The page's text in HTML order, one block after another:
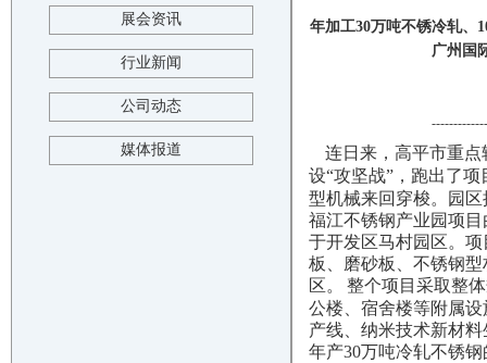
展会资讯
行业新闻
公司动态
媒体报道
年加工30万吨不锈冷轧
广州国
连日来，高平市重
设“攻坚战”，跑出了项
型机械来回穿梭。园
福江不锈钢产业园项
于开发区马村园区。
板、磨砂板、不锈钢
区。
整个项目采取整
公楼、宿舍楼等附属
产线、纳米技术新材
年产30万吨冷轧不锈